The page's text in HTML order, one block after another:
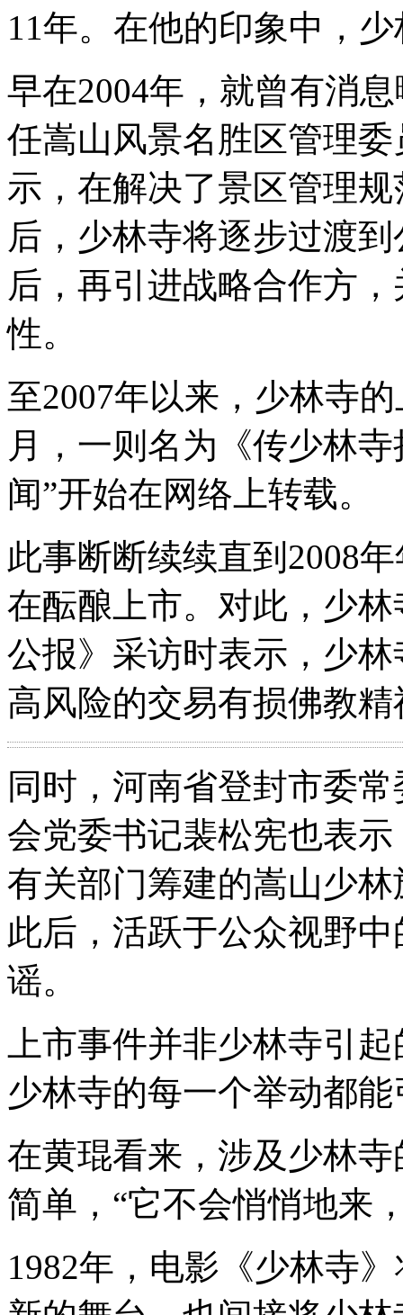
11年。在他的印象中，
早在2004年，就曾有消
任嵩山风景名胜区管理
示，在解决了景区管理
后，少林寺将逐步过渡
后，再引进战略合作方
性。
至2007年以来，少林寺
月，一则名为《传少林
闻”开始在网络上转载。
此事断断续续直到2008
在酝酿上市。对此，少
公报》采访时表示，少
高风险的交易有损佛教精
同时，河南省登封市委
会党委书记裴松宪也表
有关部门筹建的嵩山少
此后，活跃于公众视野
谣。
上市事件并非少林寺引
少林寺的每一个举动都
在黄琨看来，涉及少林
简单，“它不会悄悄地来
1982年，电影《少林寺